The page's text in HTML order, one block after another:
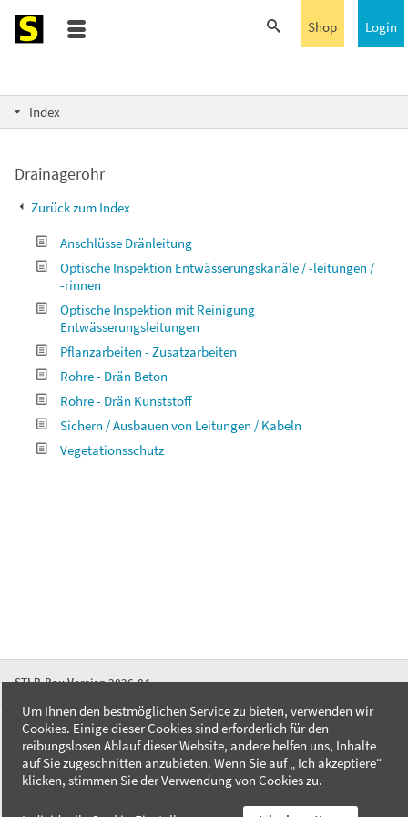
Login
Shop
Index
Drainagerohr
Zurück zum Index
Anschlüsse Dränleitung
Optische Inspektion Entwässerungskanäle / -leitungen /
-rinnen
Optische Inspektion mit Reinigung
Entwässerungsleitungen
Pflanzarbeiten - Zusatzarbeiten
Rohre - Drän Beton
Rohre - Drän Kunststoff
Sichern / Ausbauen von Leitungen / Kabeln
Vegetationsschutz
STLB-Bau Version 2026-04
FAQ
Kontakt
Datenschutzerklärung
Um Ihnen den bestmöglichen Service zu bieten, verwenden wir
Cookies. Einige dieser Cookies sind erforderlich für den
reibungslosen Ablauf dieser Website, andere helfen uns, Inhalte
auf Sie zugeschnitten anzubieten. Wenn Sie auf „ Ich akzeptiere“
klicken, stimmen Sie der Verwendung von Cookies zu.